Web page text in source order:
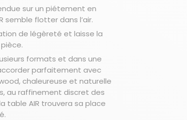
sur un piétement en
semble flotter dans l’air.
de légèreté et laisse la
formats et dans une
parfaitement avec
chaleureuse et naturelle
au raffinement discret des
table AIR trouvera sa place